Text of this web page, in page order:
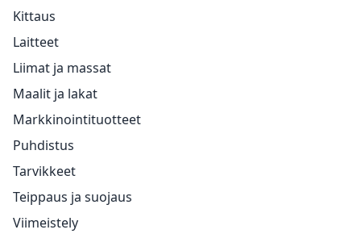
Kittaus
Laitteet
Liimat ja massat
Maalit ja lakat
Markkinointituotteet
Puhdistus
Tarvikkeet
Teippaus ja suojaus
Viimeistely